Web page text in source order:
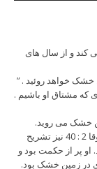
می کند و از سال های
” زیرا در حضور وی چون نهال و همچون ریشه ای در زمین خشک خواهد روئید .
که مشتاق او باشیم .
خشک می روید.
راست و خداترس در همه راههای خود. این حقیقت در لوقا 2 : 40 نیز تشریح
پر از حکمت بود و
در زمین خشک بود.